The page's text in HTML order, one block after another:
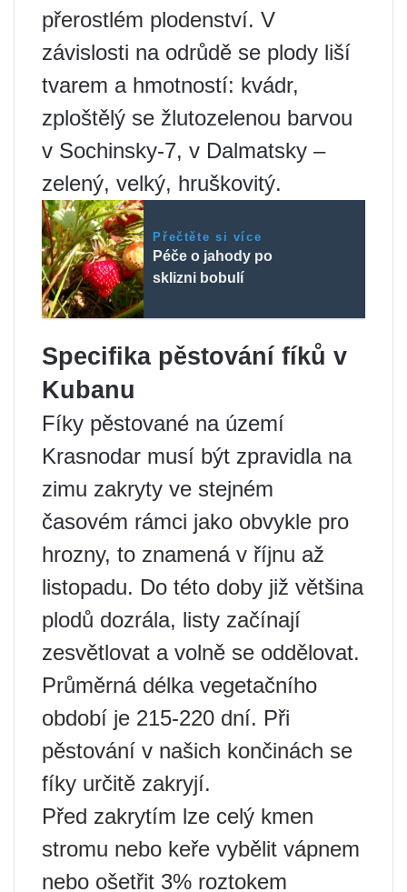
přerostlém plodenství. V
závislosti na odrůdě se plody liší
tvarem a hmotností: kvádr,
zploštělý se žlutozelenou barvou
v Sochinsky-7, v Dalmatsky –
zelený, velký, hruškovitý.
Přečtěte si více
Péče o jahody po
sklizni bobulí
Specifika pěstování fíků v
Kubanu
Fíky pěstované na území
Krasnodar musí být zpravidla na
zimu zakryty ve stejném
časovém rámci jako obvykle pro
hrozny, to znamená v říjnu až
listopadu. Do této doby již většina
plodů dozrála, listy začínají
zesvětlovat a volně se oddělovat.
Průměrná délka vegetačního
období je 215-220 dní. Při
pěstování v našich končinách se
fíky určitě zakryjí.
Před zakrytím lze celý kmen
stromu nebo keře vybělit vápnem
nebo ošetřit 3% roztokem